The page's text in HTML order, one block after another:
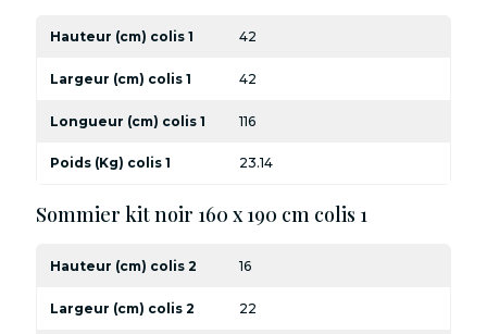
Hauteur (cm) colis 1 42
Largeur (cm) colis 1 42
Longueur (cm) colis 1 116
Poids (Kg) colis 1 23.14
Sommier kit noir 160 x 190 cm colis 1
Hauteur (cm) colis 2 16
Largeur (cm) colis 2 22